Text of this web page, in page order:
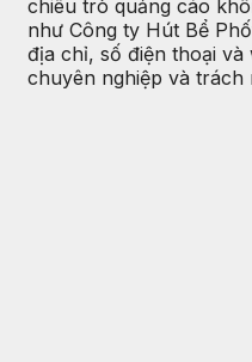
chiêu trò quảng cáo
như Công ty Hút Bể
địa chỉ, số điện thoại
chuyên nghiệp và trách